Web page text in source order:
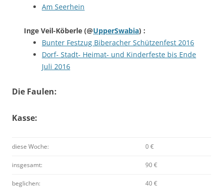
Am Seerhein
Inge Veil-Köberle (@UpperSwabia) :
Bunter Festzug Biberacher Schützenfest 2016
Dorf- Stadt- Heimat- und Kinderfeste bis Ende
Juli 2016
Die Faulen:
Kasse:
diese Woche: 0 €
insgesamt: 90 €
beglichen: 40 €